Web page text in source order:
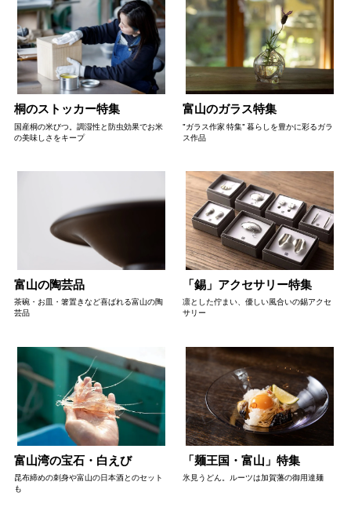
桐のストッカー特集
国産桐の米びつ。調湿性と防虫効果でお米
の美味しさをキープ
富山のガラス特集
"ガラス作家 特集" 暮らしを豊かに彩るガラ
ス作品
富山の陶芸品
茶碗・お皿・箸置きなど喜ばれる富山の陶
芸品
「錫」アクセサリー特集
凛とした佇まい、優しい風合いの錫アクセ
サリー
富山湾の宝石・白えび
昆布締めの刺身や富山の日本酒とのセット
も
「麺王国・富山」特集
氷見うどん。ルーツは加賀藩の御用達麺